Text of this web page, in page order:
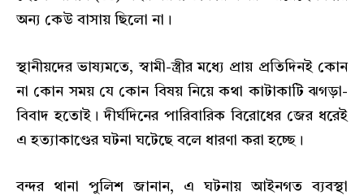
অন্য কেউ বাসায় ছিলো না।
স্থানীয়দের ভাষ্যমতে, স্বামী-স্ত্রীর মধ্যে প্রায় প্রতিদিনই কোন
না কোন সময় যে কোন বিষয় নিয়ে কথা কাটাকাটি ঝগড়া-
বিবাদ হতোই। দীর্ঘদিনের পারিবারিক বিরোধের জের ধরেই
এ হত্যাকাণ্ডের ঘটনা ঘটেছে বলে ধারণা করা হচ্ছে।
বন্দর থানা পুলিশ জানান, এ ঘটনায় আইনগত ব্যবস্থা